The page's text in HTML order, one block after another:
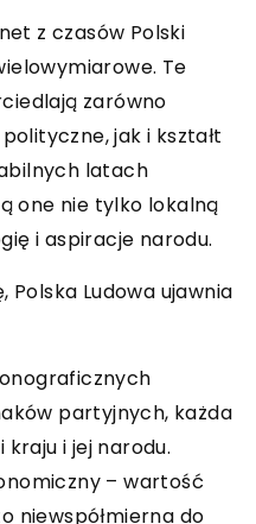
z czasów Polski
Te
zarówno
jak i kształt
latach
one nie tylko lokalną
i aspiracje narodu.
Ludowa ujawnia
partyjnych, każda
i jej narodu.
– wartość
niewspółmierna do